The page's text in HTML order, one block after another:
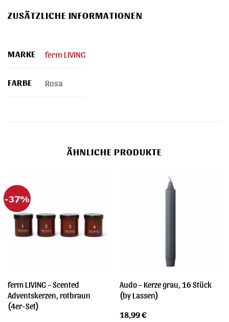
ZUSÄTZLICHE INFORMATIONEN
MARKE ferm LIVING
FARBE Rosa
ÄHNLICHE PRODUKTE
-37%
ferm LIVING – Scented
Adventskerzen, rotbraun
(4er-Set)
Audo – Kerze grau, 16 Stück
(by Lassen)
18,99€